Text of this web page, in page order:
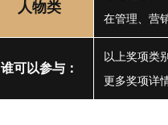
人物类
在管理、营
谁可以参与：
以上奖项类
更多奖项详